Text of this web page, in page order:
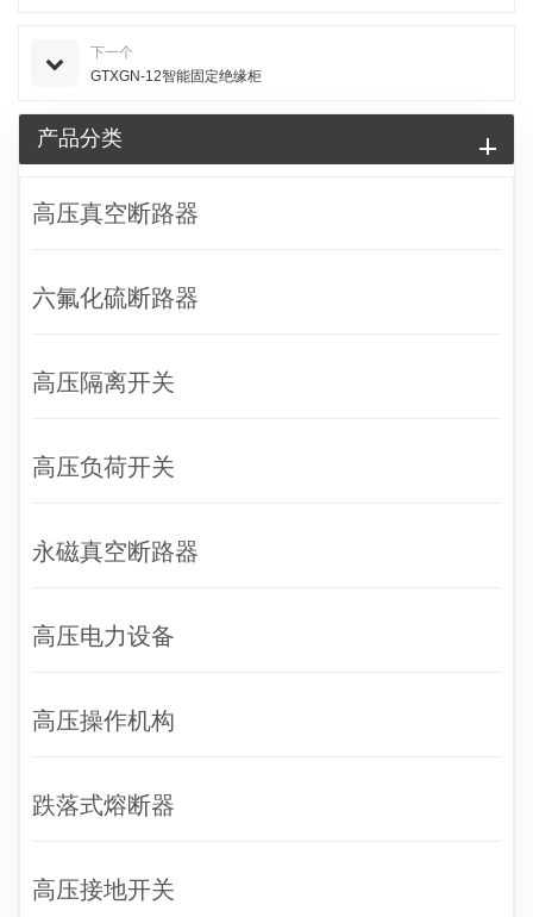
下一个
GTXGN-12智能固定绝缘柜
产品分类
高压真空断路器
六氟化硫断路器
高压隔离开关
高压负荷开关
永磁真空断路器
高压电力设备
高压操作机构
跌落式熔断器
高压接地开关